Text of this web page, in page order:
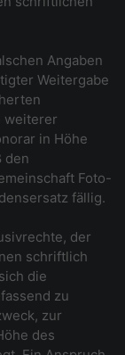
Angaben
Weitergabe
weiterer
in Höhe
den
Foto-
fällig.
der
schriftlich
die
zu
zur
des